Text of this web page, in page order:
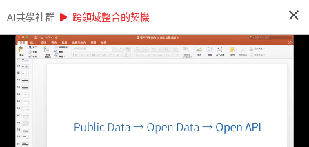
AI共學社群 play_arrow AI 先修班 - 資料科學家的 12 堂心法養成課
AI 先修班 - 資料科學家的 12 堂心法養成
課
這是一個資料的時代，人人好像都需要會一點運用
資料的能力。本課程將透過 12 + X 堂課程，內容
將會談到資料科學的發展脈絡以及一個資料專案起
承轉合，陪著你逐步建構全面的資料分析心法。
AI共學社群 play_arrow 跨領域整合的契機 close